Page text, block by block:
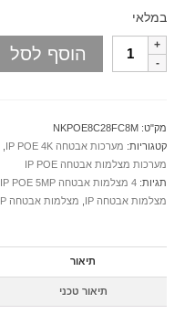
במלאי
הוסף לסל
מק"ט: NKPOE8C28FC8M
קטגוריות: מערכות אבטחה IP POE 4K
מערכות מצלמות אבטחה IP POE
תגיות: 4 מצלמות אבטחה IP POE 5MP
מצלמות אבטחה IP
מצלמות אבטחה IP 5MP
תיאור
תיאור טכני